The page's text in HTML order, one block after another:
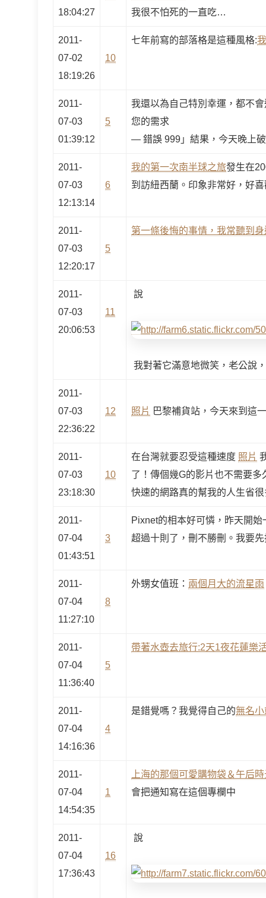
18:04:27
我很不怕死的一直吃…
2011-
07-02
18:19:26
10
七年前寫的部落格是這種風格:
2011-
07-03
01:39:12
5
我還以為自己特別幸運，都不
您的需求
— 錯誤 999」結果，今天晚上
2011-
07-03
12:13:14
6
我的第一次南半球之旅發生在
到訪紐西蘭。印象非常好，好
2011-
07-03
12:20:17
5
第一條後悔的事情，我常聽到
2011-
07-03
20:06:53
11
說
我對著它滿意地微笑，老公說
2011-
07-03
22:36:22
12 照片 巴黎補貨站，今天來到這
2011-
07-03
23:18:30
10
在台灣就要忍受這種速度 照片
了！傳個幾G的影片也不需要
快速的網路真的幫我的人生省
2011-
07-04
01:43:51
3
Pixnet的相本好可憐，昨天開
超過十則了，刪不勝刪。我要
2011-
07-04
11:27:10
8
外甥女值班： 兩個月大的流星雨
2011-
07-04
11:36:40
5
帶著水壺去旅行:2天1夜花蓮樂
2011-
07-04
14:16:36
4
是錯覺嗎？我覺得自己的無名
2011-
07-04
14:54:35
1
上海的那個可愛購物袋＆午后
會把通知寫在這個專欄中
2011-
07-04
17:36:43
16
說